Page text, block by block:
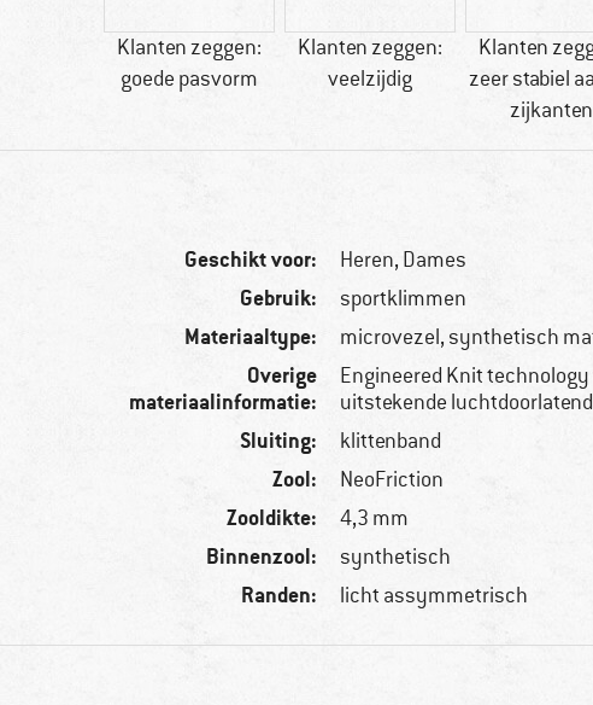
Klanten zeggen:
goede pasvorm
Klanten zeggen:
veelzijdig
Klanten
zeer stabiel
zijkanten
Geschikt voor: Heren, Dames
Gebruik: sportklimmen
Materiaaltype: microvezel, synthetisch
Overige
materiaalinformatie:
Engineered Knit
uitstekende
Sluiting: klittenband
Zool: NeoFriction
Zooldikte: 4,3 mm
Binnenzool: synthetisch
Randen: licht assymmetrisch